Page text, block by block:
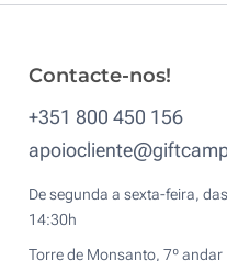
Contacte-nos!
+351 800 450 156
De segunda a sexta-feira,
14:30h
Torre de Monsanto, 7º andar